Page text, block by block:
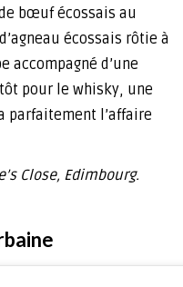
bœuf écossais au
écossais rôtie à
accompagné d’une
pour le whisky, une
parfaitement l’affaire
Close, Edimbourg.